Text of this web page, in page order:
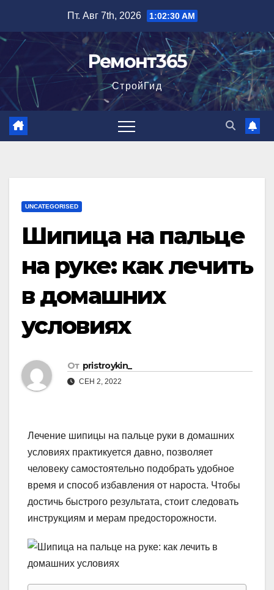
содержимому
Пт. Авг 7th, 2026 1:02:31 AM
Ремонт365
СтройГид
UNCATEGORISED
Шипица на пальце
на руке: как лечить
в домашних
условиях
От pristroykin_
СЕН 2, 2022
Лечение шипицы на пальце руки в домашних
условиях практикуется давно, позволяет
человеку самостоятельно подобрать удобное
время и способ избавления от нароста. Чтобы
достичь быстрого результата, стоит следовать
инструкциям и мерам предосторожности.